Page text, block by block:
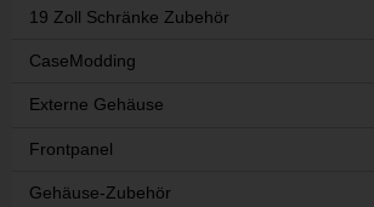
19 Zoll Schränke Zubehör
CaseModding
Externe Gehäuse
Frontpanel
Gehäuse-Zubehör